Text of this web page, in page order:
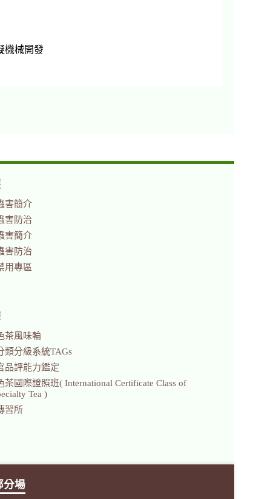
機械開發
害簡介
害防治
害簡介
害防治
用專區
茶風味輪
類分級系統TAGs
品評能力鑑定
茶國際證照班( International Certificate Class of
Tea )
習所
分場